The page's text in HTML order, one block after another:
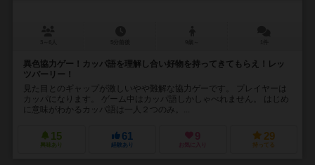
異色協力ゲー！カッパ語を理解し合い好物を持ってきてもらえ！レッ
ツパーリー！
見た目とのギャップが激しいやや難解な協力ゲーです。 プレイヤーは
カッパになります。 ゲーム中はカッパ語しかしゃべれません。 はじめ
に意味がわかるカッパ語は一人２つのみ。...
15
興味あり
61
経験あり
9
お気に入り
29
持ってる